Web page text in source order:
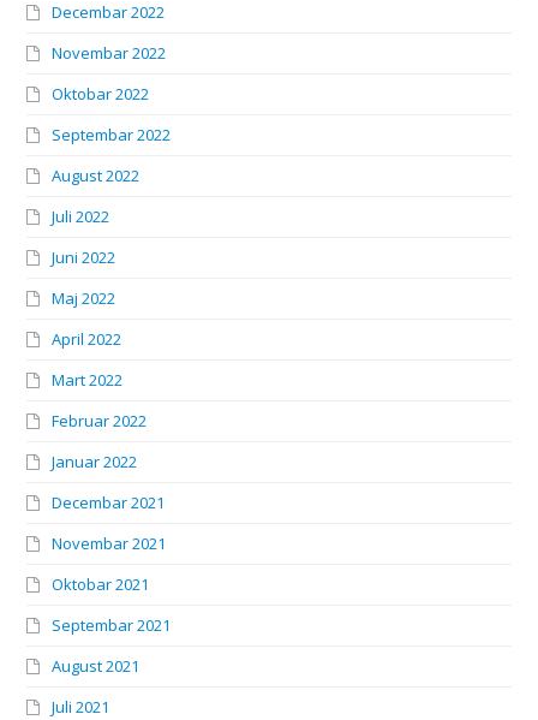
Decembar 2022
Novembar 2022
Oktobar 2022
Septembar 2022
August 2022
Juli 2022
Juni 2022
Maj 2022
April 2022
Mart 2022
Februar 2022
Januar 2022
Decembar 2021
Novembar 2021
Oktobar 2021
Septembar 2021
August 2021
Juli 2021